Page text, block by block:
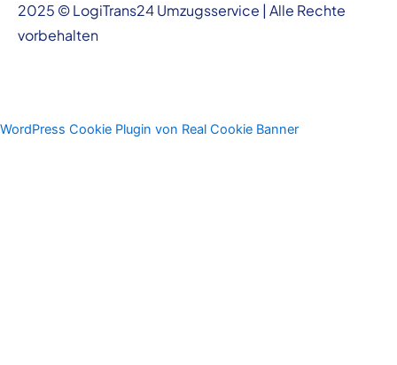
2025 © LogiTrans24 Umzugsservice | Alle Rechte
vorbehalten
WordPress Cookie Plugin von Real Cookie Banner